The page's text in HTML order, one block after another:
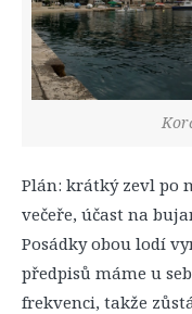
Plán: krátký zevl po
večeře, účast na
Posádky obou lodí
předpisů máme u
frekvenci, takže